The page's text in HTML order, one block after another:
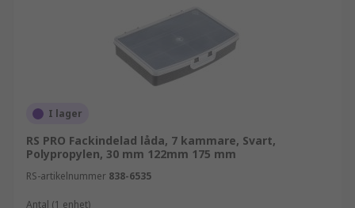
I lager
RS PRO Fackindelad låda, 7 kammare, Svart,
Polypropylen, 30 mm 122mm 175 mm
RS-artikelnummer 838-6535
Antal (1 enhet)